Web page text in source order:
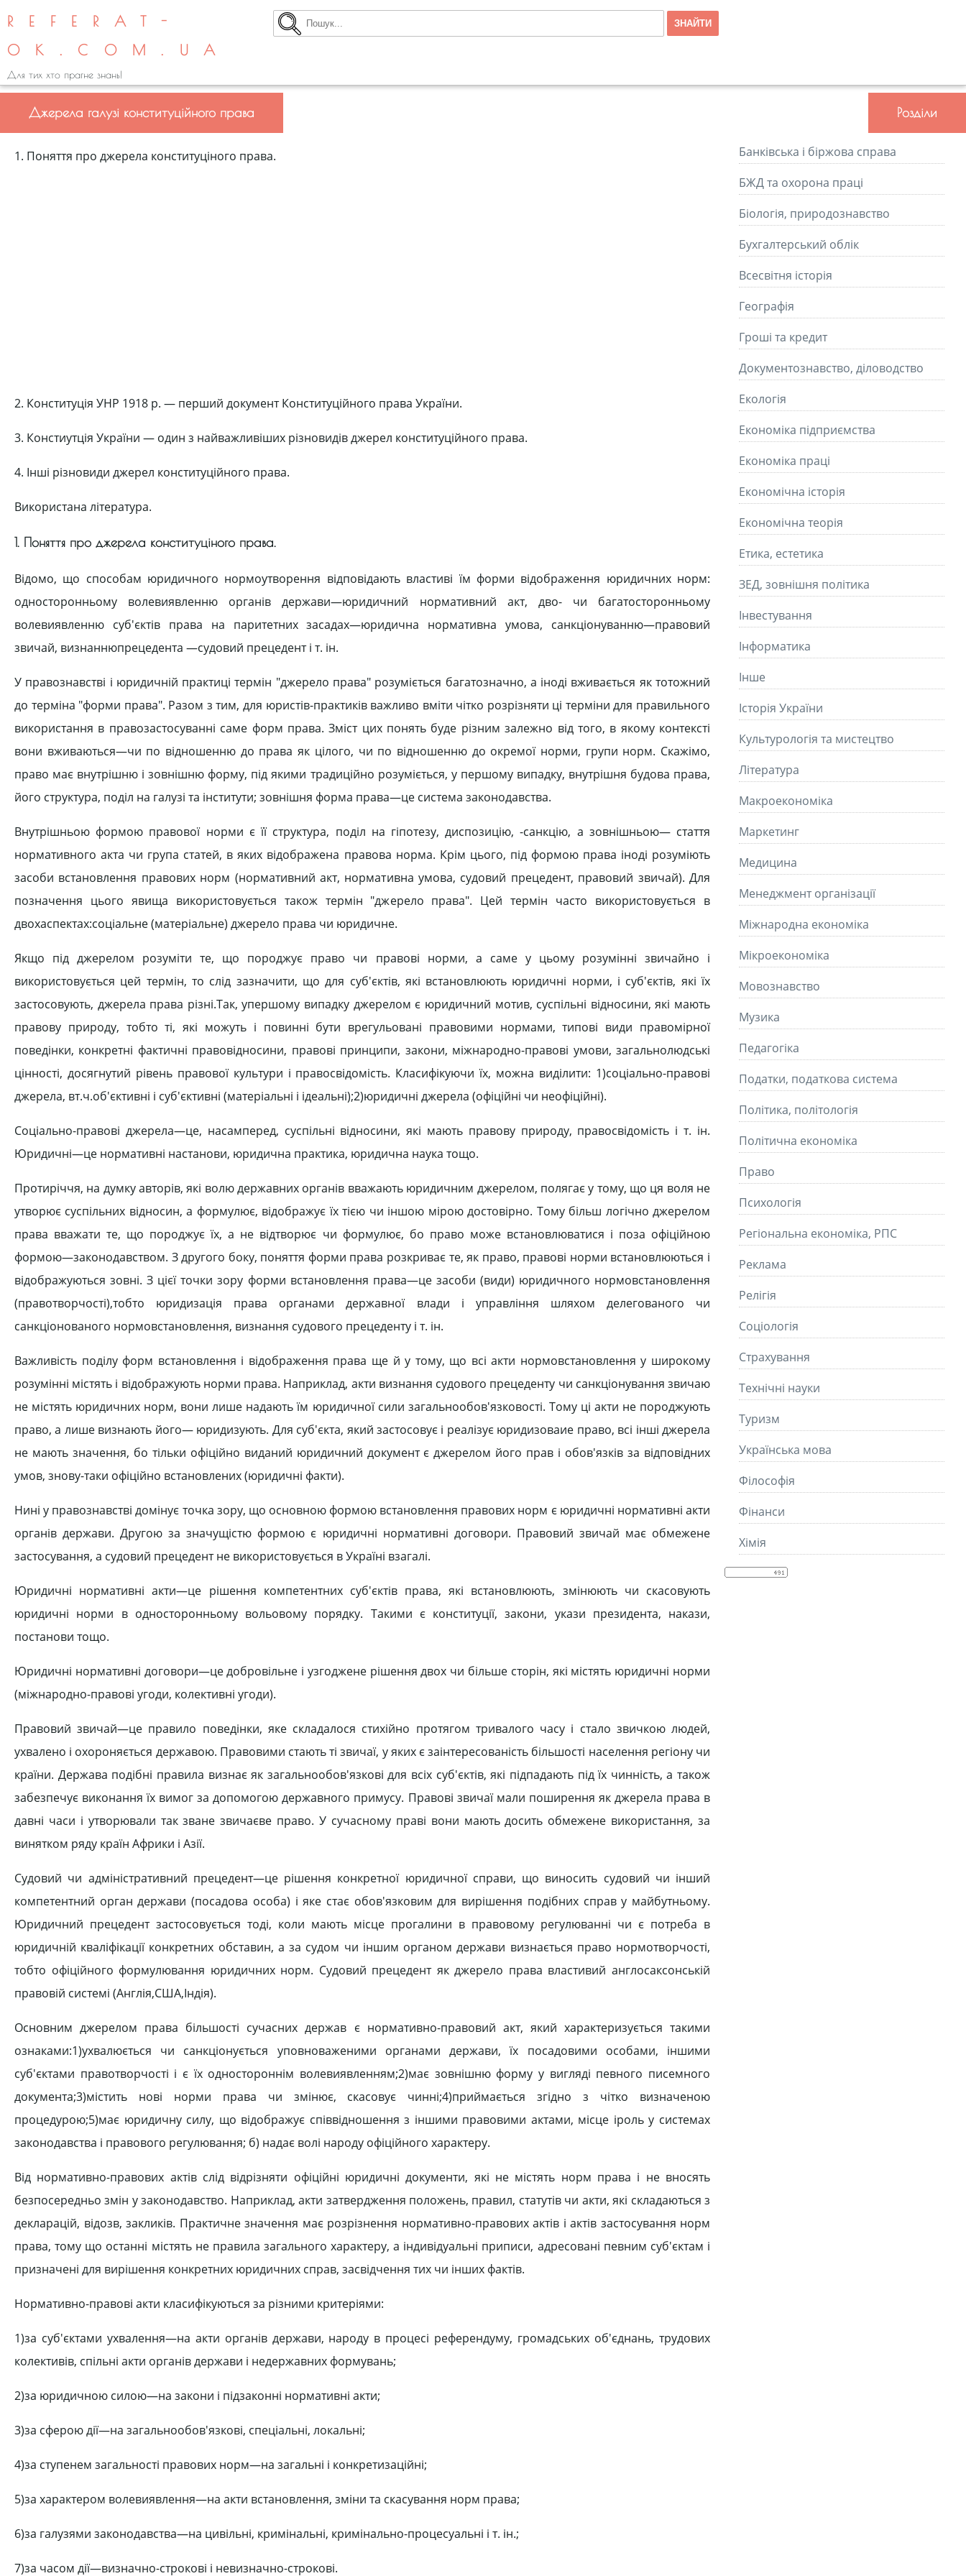
REFERAT-
OK.COM.UA
Для тих хто прагне знань!
Джерела галузі конституційного права
1. Поняття про джерела конституціного права.
2. Конституція УНР 1918 р. — перший документ Конституційного права України.
3. Констиутція України — один з найважливіших різновидів джерел конституційного права.
4. Інші різновиди джерел конституційного права.
Використана література.
1. Поняття про джерела конституціного права.
Відомо, що способам юридичного нормоутворення відповідають властиві їм форми відображення юридичних норм:
односторонньому волевиявленню органів держави—юридичний нормативний акт, дво- чи багатосторонньому
волевиявленню суб'єктів права на паритетних засадах—юридична нормативна умова, санкціонуванню—правовий
звичай, визнаннюпрецедента —судовий прецедент і т. ін.
У правознавстві і юридичній практиці термін "джерело права" розуміється багатозначно, а іноді вживається як тотожний
до терміна "форми права". Разом з тим, для юристів-практиків важливо вміти чітко розрізняти ці терміни для правильного
використання в правозастосуванні саме форм права. Зміст цих понять буде різним залежно від того, в якому контексті
вони вживаються—чи по відношенню до права як цілого, чи по відношенню до окремої норми, групи норм. Скажімо,
право має внутрішню і зовнішню форму, під якими традиційно розуміється, у першому випадку, внутрішня будова права,
його структура, поділ на галузі та інститути; зовнішня форма права—це система законодавства.
Внутрішньою формою правової норми є її структура, поділ на гіпотезу, диспозицію, -санкцію, а зовнішньою— стаття
нормативного акта чи група статей, в яких відображена правова норма. Крім цього, під формою права іноді розуміють
засоби встановлення правових норм (нормативний акт, нормативна умова, судовий прецедент, правовий звичай). Для
позначення цього явища використовується також термін "джерело права". Цей термін часто використовується в
двохаспектах:соціальне (матеріальне) джерело права чи юридичне.
Якщо під джерелом розуміти те, що породжує право чи правові норми, а саме у цьому розумінні звичайно і
використовується цей термін, то слід зазначити, що для суб'єктів, які встановлюють юридичні норми, і суб'єктів, які їх
застосовують, джерела права різні.Так, упершому випадку джерелом є юридичний мотив, суспільні відносини, які мають
правову природу, тобто ті, які можуть і повинні бути врегульовані правовими нормами, типові види правомірної
поведінки, конкретні фактичні правовідносини, правові принципи, закони, міжнародно-правові умови, загальнолюдські
цінності, досягнутий рівень правової культури і правосвідомість. Класифікуючи їх, можна виділити: 1)соціально-правові
джерела, вт.ч.об'єктивні і суб'єктивні (матеріальні і ідеальні);2)юридичні джерела (офіційні чи неофіційні).
Соціально-правові джерела—це, насамперед, суспільні відносини, які мають правову природу, правосвідомість і т. ін.
Юридичні—це нормативні настанови, юридична практика, юридична наука тощо.
Протиріччя, на думку авторів, які волю державних органів вважають юридичним джерелом, полягає у тому, що ця воля не
утворює суспільних відносин, а формулює, відображує їх тією чи іншою мірою достовірно. Тому більш логічно джерелом
права вважати те, що породжує їх, а не відтворює чи формулює, бо право може встановлюватися і поза офіційною
формою—законодавством. З другого боку, поняття форми права розкриває те, як право, правові норми встановлюються і
відображуються зовні. З цієї точки зору форми встановлення права—це засоби (види) юридичного нормовстановлення
(правотворчості),тобто юридизація права органами державної влади і управління шляхом делегованого чи
санкціонованого нормовстановлення, визнання судового прецеденту і т. ін.
Важливість поділу форм встановлення і відображення права ще й у тому, що всі акти нормовстановлення у широкому
розумінні містять і відображують норми права. Наприклад, акти визнання судового прецеденту чи санкціонування звичаю
не містять юридичних норм, вони лише надають їм юридичної сили загальнообов'язковості. Тому ці акти не породжують
право, а лише визнають його— юридизують. Для суб'єкта, який застосовує і реалізує юридизоваие право, всі інші джерела
не мають значення, бо тільки офіційно виданий юридичний документ є джерелом його прав і обов'язків за відповідних
умов, знову-таки офіційно встановлених (юридичні факти).
Нині у правознавстві домінує точка зору, що основною формою встановлення правових норм є юридичні нормативні акти
органів держави. Другою за значущістю формою є юридичні нормативні договори. Правовий звичай має обмежене
застосування, а судовий прецедент не використовується в Україні взагалі.
Юридичні нормативні акти—це рішення компетентних суб'єктів права, які встановлюють, змінюють чи скасовують
юридичні норми в односторонньому вольовому порядку. Такими є конституції, закони, укази президента, накази,
постанови тощо.
Юридичні нормативні договори—це добровільне і узгоджене рішення двох чи більше сторін, які містять юридичні норми
(міжнародно-правові угоди, колективні угоди).
Правовий звичай—це правило поведінки, яке складалося стихійно протягом тривалого часу і стало звичкою людей,
ухвалено і охороняється державою. Правовими стають ті звичаї, у яких є заінтересованість більшості населення регіону чи
країни. Держава подібні правила визнає як загальнообов'язкові для всіх суб'єктів, які підпадають під їх чинність, а також
забезпечує виконання їх вимог за допомогою державного примусу. Правові звичаї мали поширення як джерела права в
давні часи і утворювали так зване звичаєве право. У сучасному праві вони мають досить обмежене використання, за
винятком ряду країн Африки і Азії.
Судовий чи адміністративний прецедент—це рішення конкретної юридичної справи, що виносить судовий чи інший
компетентний орган держави (посадова особа) і яке стає обов'язковим для вирішення подібних справ у майбутньому.
Юридичний прецедент застосовується тоді, коли мають місце прогалини в правовому регулюванні чи є потреба в
юридичній кваліфікації конкретних обставин, а за судом чи іншим органом держави визнається право нормотворчості,
тобто офіційного формулювання юридичних норм. Судовий прецедент як джерело права властивий англосаксонській
правовій системі (Англія,США,Індія).
Основним джерелом права більшості сучасних держав є нормативно-правовий акт, який характеризується такими
ознаками:1)ухвалюється чи санкціонується уповноваженими органами держави, їх посадовими особами, іншими
суб'єктами правотворчості і є їх одностороннім волевиявленням;2)має зовнішню форму у вигляді певного писемного
документа;3)містить нові норми права чи змінює, скасовує чинні;4)приймається згідно з чітко визначеною
процедурою;5)має юридичну силу, що відображує співвідношення з іншими правовими актами, місце іроль у системах
законодавства і правового регулювання; б) надає волі народу офіційного характеру.
Від нормативно-правових актів слід відрізняти офіційні юридичні документи, які не містять норм права і не вносять
безпосередньо змін у законодавство. Наприклад, акти затвердження положень, правил, статутів чи акти, які складаються з
декларацій, відозв, закликів. Практичне значення має розрізнення нормативно-правових актів і актів застосування норм
права, тому що останні містять не правила загального характеру, а індивідуальні приписи, адресовані певним суб'єктам і
призначені для вирішення конкретних юридичних справ, засвідчення тих чи інших фактів.
Нормативно-правові акти класифікуються за різними критеріями:
1)за суб'єктами ухвалення—на акти органів держави, народу в процесі референдуму, громадських об'єднань, трудових
колективів, спільні акти органів держави і недержавних формувань;
2)за юридичною силою—на закони і підзаконні нормативні акти;
3)за сферою дії—на загальнообов'язкові, спеціальні, локальні;
4)за ступенем загальності правових норм—на загальні і конкретизаційні;
5)за характером волевиявлення—на акти встановлення, зміни та скасування норм права;
6)за галузями законодавства—на цивільні, кримінальні, кримінально-процесуальні і т. ін.;
7)за часом дії—визначно-строкові і невизначно-строкові.
Розділи
Банківська і біржова справа
БЖД та охорона праці
Біологія, природознавство
Бухгалтерський облік
Всесвітня історія
Географія
Гроші та кредит
Документознавство, діловодство
Екологія
Економіка підприємства
Економіка праці
Економічна історія
Економічна теорія
Етика, естетика
ЗЕД, зовнішня політика
Інвестування
Інформатика
Інше
Історія України
Культурологія та мистецтво
Літературa
Макроекономіка
Маркетинг
Медицина
Менеджмент організації
Міжнародна економіка
Мікроекономіка
Мовознавство
Музика
Педагогіка
Податки, податкова система
Політика, політологія
Політична економіка
Право
Психологія
Регіональна економіка, РПС
Реклама
Релігія
Соціологія
Страхування
Технічні науки
Туризм
Українська мова
Філософія
Фінанси
Хімія